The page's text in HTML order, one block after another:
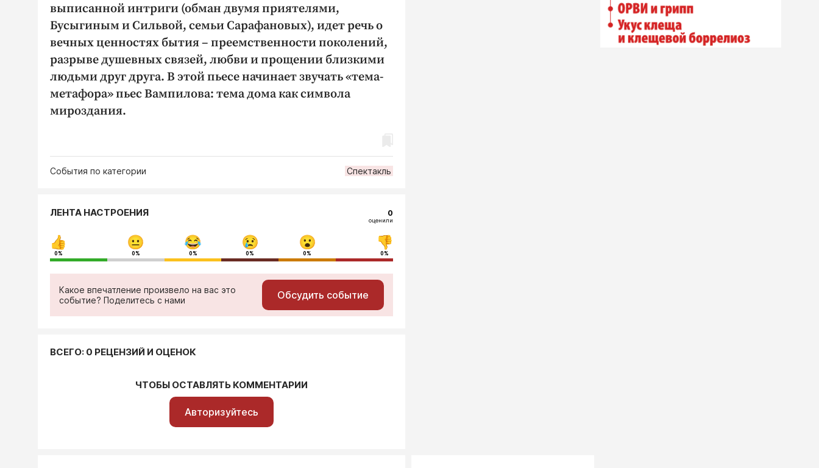
выписанной интриги (обман двумя приятелями,
Бусыгиным и Сильвой, семьи Сарафановых), идет речь о
вечных ценностях бытия – преемственности поколений,
разрыве душевных связей, любви и прощении близкими
людьми друг друга. В этой пьесе начинает звучать «тема-
метафора» пьес Вампилова: тема дома как символа
мироздания.
События по категории Спектакль
ЛЕНТА НАСТРОЕНИЯ 0
оценили
0% 0% 0% 0% 0% 0%
Какое впечатление произвело на вас это
событие? Поделитесь с нами
Обсудить событие
ВСЕГО: 0 РЕЦЕНЗИЙ И ОЦЕНОК
ЧТОБЫ ОСТАВЛЯТЬ КОММЕНТАРИИ
Авторизуйтесь